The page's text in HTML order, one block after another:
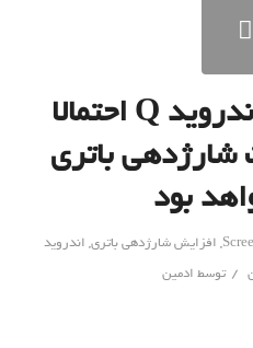
مشخصه جدید اندروید Q احتمالا
باتری
بود
, افزایش شارژدهی باتری, اندروید
/ توسط ادمین